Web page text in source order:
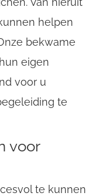
helpen
bekwame
eigen
voor u
te
voor
te kunnen